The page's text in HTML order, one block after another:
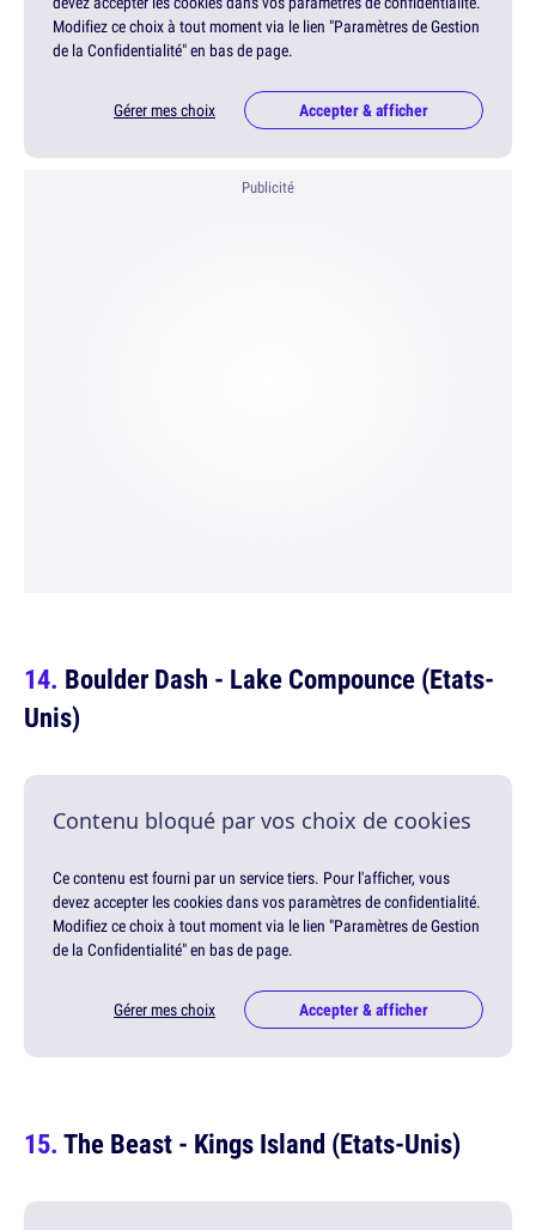
Modifiez ce choix à tout moment via le lien "Paramètres de Gestion
de la Confidentialité" en bas de page.
Gérer mes choix Accepter & afficher
Publicité
Boulder Dash - Lake Compounce (Etats-
Unis)
Contenu bloqué par vos choix de cookies
Ce contenu est fourni par un service tiers. Pour l'afficher, vous
devez accepter les cookies dans vos paramètres de confidentialité.
Modifiez ce choix à tout moment via le lien "Paramètres de Gestion
de la Confidentialité" en bas de page.
Gérer mes choix Accepter & afficher
The Beast - Kings Island (Etats-Unis)